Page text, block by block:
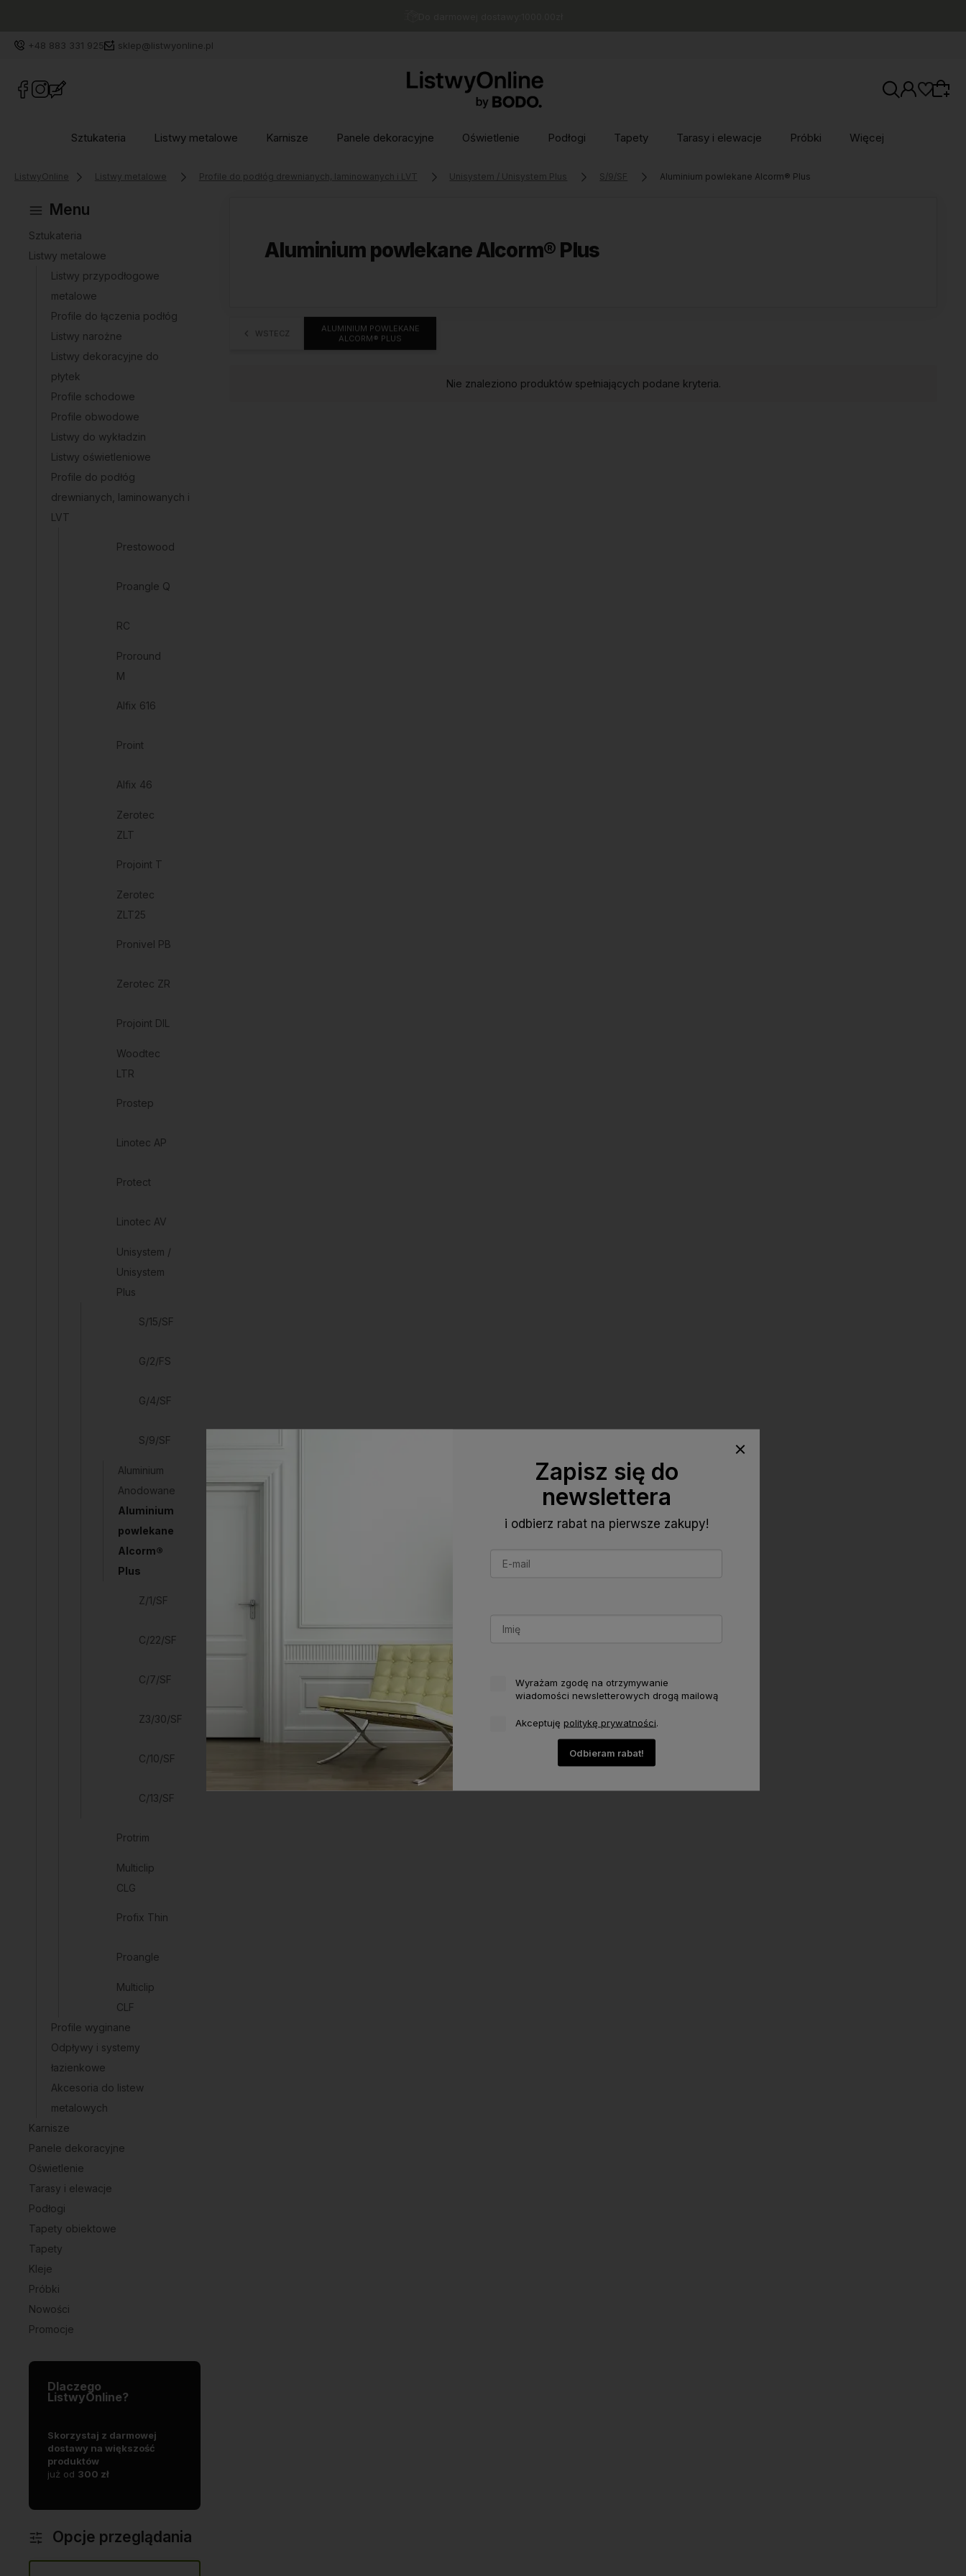
+48 883 331 925 sklep@listwyonline.pl
Sztukateria Listwy metalowe Karnisze Panele dekoracyjne Oświetlenie Podłogi Tapety Tarasy i elewacje Próbki Więcej
ListwyOnline Listwy metalowe Profile do podłóg drewnianych, laminowanych i LVT Unisystem / Unisystem Plus S/9/SF Aluminium powlekane Alcorm® Plus
Menu
Sztukateria
Listwy metalowe
Listwy przypodłogowe
metalowe
Profile do łączenia podłóg
Listwy narożne
Listwy dekoracyjne do
płytek
Profile schodowe
Profile obwodowe
Listwy do wykładzin
Listwy oświetleniowe
Profile do podłóg
drewnianych, laminowanych i
LVT
Prestowood
Proangle Q
RC
Proround
M
Alfix 616
Proint
Alfix 46
Zerotec
ZLT
Projoint T
Zerotec
ZLT25
Pronivel PB
Zerotec ZR
Projoint DIL
Woodtec
LTR
Prostep
Linotec AP
Protect
Linotec AV
Unisystem /
Unisystem
Plus
S/15/SF
G/2/FS
G/4/SF
S/9/SF
Aluminium
Anodowane
Aluminium
powlekane
Alcorm®
Plus
Z/1/SF
C/22/SF
C/7/SF
Z3/30/SF
C/10/SF
C/13/SF
Protrim
Multiclip
CLG
Profix Thin
Proangle
Multiclip
CLF
Profile wyginane
Odpływy i systemy
łazienkowe
Akcesoria do listew
metalowych
Karnisze
Panele dekoracyjne
Oświetlenie
Tarasy i elewacje
Podłogi
Tapety obiektowe
Tapety
Kleje
Próbki
Nowości
Promocje
Dlaczego
ListwyOnline?
Działamy od 2013 roku, mamy
więc już 10 lat
doświadczenia na polskim
rynku.
Opcje przeglądania
Aluminium powlekane Alcorm® Plus
WSTECZ
ALUMINIUM POWLEKANE
ALCORM® PLUS
Nie znaleziono produktów spełniających podane kryteria.
Zapisz się do
newslettera
i odbierz rabat na pierwsze zakupy!
Wyrażam zgodę na otrzymywanie
wiadomości newsletterowych drogą mailową
Akceptuję politykę prywatności.
Odbieram rabat!